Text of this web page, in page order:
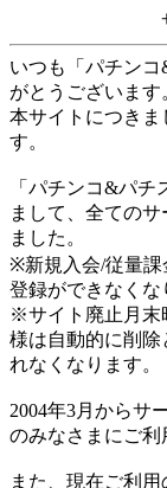
いつも「パチン
がとうございます
本サイトにつきま
す。
「パチンコ&パチ
まして、全ての
ました。
※新規入会/従量課
登録ができなくな
※サイト廃止月末
様は自動的に削除
れなくなります。
2004年3月からサ
のみなさまにご利
また、現在ご利